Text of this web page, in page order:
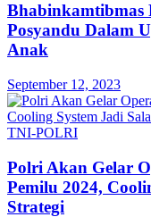
Bhabinkamtibmas
Posyandu Dalam
Anak
September 12, 2023
TNI-POLRI
Polri Akan Gelar
Pemilu 2024,
Strategi